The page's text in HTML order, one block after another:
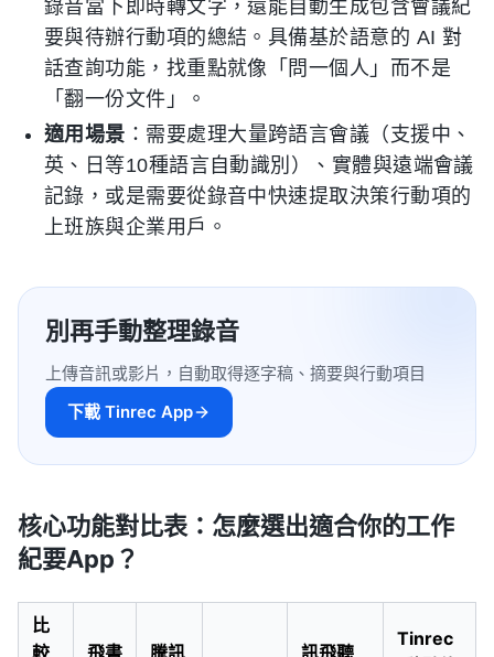
錄音當下即時轉文字，還能自動生成包含會議紀
要與待辦行動項的總結。具備基於語意的 AI 對
話查詢功能，找重點就像「問一個人」而不是
「翻一份文件」。
適用場景 ：需要處理大量跨語言會議（支援中、
英、日等10種語言自動識別）、實體與遠端會議
記錄，或是需要從錄音中快速提取決策行動項的
上班族與企業用戶。
別再手動整理錄音
上傳音訊或影片，自動取得逐字稿、摘要與行動項目
下載 Tinrec App
核心功能對比表：怎麼選出適合你的工作
紀要App？
比
Tinrec